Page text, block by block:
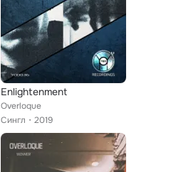
Enlightenment
Overloque
Сингл
2019